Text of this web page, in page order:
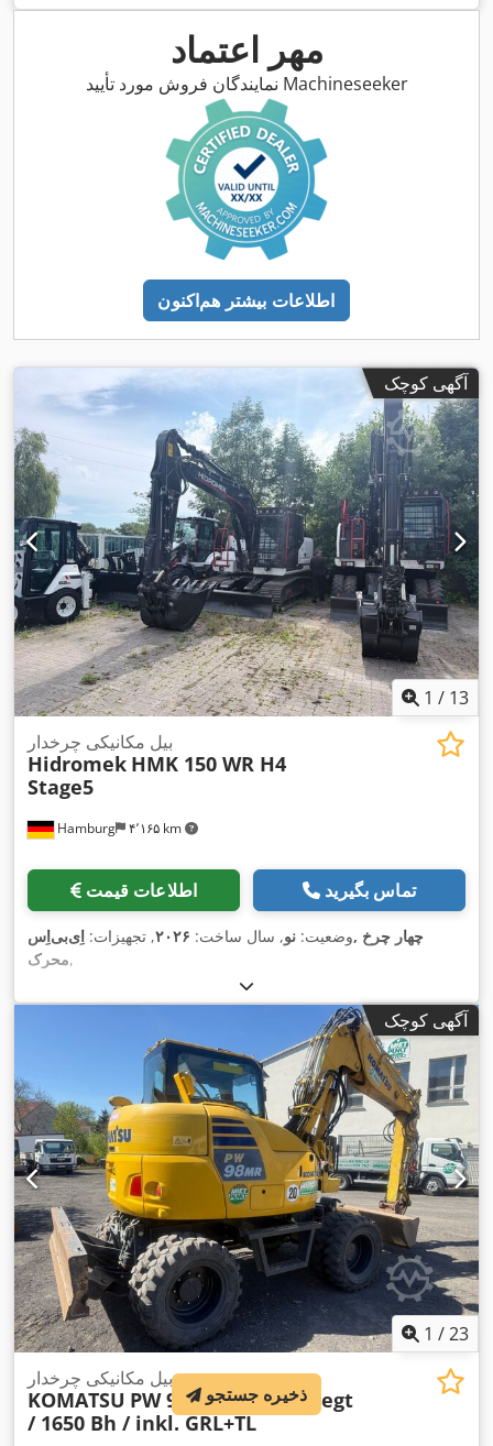
مهر اعتماد
نمایندگان فروش مورد تأیید Machineseeker
اطلاعات بیشتر هم‌اکنون
آگهی کوچک
1 / 13
Hamburg ۴٬۱۶۵ km
بیل مکانیکی چرخدار
Hidromek HMK 150 WR H4
Stage5
اطلاعات قیمت تماس بگیرید
وضعیت: نو, سال ساخت: ۲۰۲۶, تجهیزات: اِی‌بی‌اِس‎, چهار چرخ
محرک,
آگهی کوچک
1 /23
بیل مکانیکی چرخدار
KOMATSU PW 98 MR-10 / gepflegt
/ 1650 Bh / inkl. GRL+TL
ذخیره جستجو